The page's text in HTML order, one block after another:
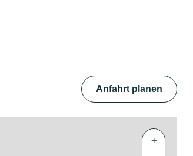
Anfahrt planen
+